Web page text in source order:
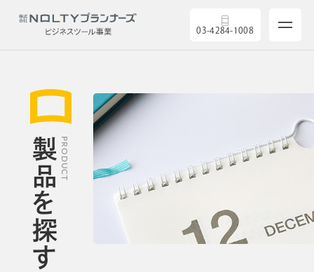
03-4284-1008
製品を探す
5つの強み
導入実績
PRODUCT
製品を探す